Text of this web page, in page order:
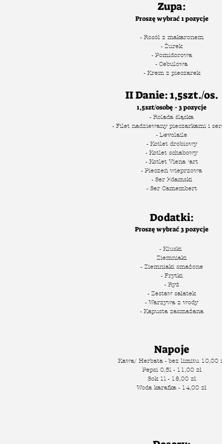
Zupa:
Proszę wybrać 1 pozycje
- Rosół z makaronem
- Żurek
- Pomidorowa
- Cebulowa
- Krem z pieczarek
II Danie: 1,5szt./os.
1,5szt/osobę - 3 pozycje
- Rolada śląska
- Filet nadziewany pieczarkami i
- Devolaile
- Kotlet drobiowy
- Kotlet schabowy
- Kotlet Viena ‘art
- Pieczeń wieprzowa
- Ser Edamski
- Ser Camembert
Dodatki:
Proszę wybrać 3 pozycje
- Kluski
Ziemniaki
- Ziemniaki smażone
- Frytki
- Ryż
- Zestaw sałatek
- Warzywa z wody
- Kapusta zasmażana
Napoje
Kawa/ Herbata - bez limitu 10,00
Pepsi 0,5l - 11,00 zł
Sok 1l - 18,00 zł
Woda karafka - 14,00 zł